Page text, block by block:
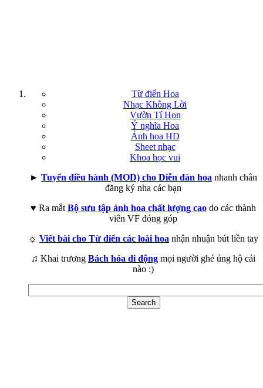
Từ điển Hoa
Nhạc Không Lời
Vườn Tí Hon
Ý nghĩa Hoa
Ảnh hoa HD
Sheet nhạc
Khoa học vui
► Tuyển điều hành (MOD) cho Diễn đàn hoa nhanh chân
đăng ký nha các bạn
♥ Ra mắt Bộ sưu tập ảnh hoa chất lượng cao do các thành
viên VF đóng góp
☼ Viết bài cho Từ điển các loài hoa nhận nhuận bút liền tay
♫ Khai trương Bách hóa di động mọi người ghé ủng hộ cái
nào :)